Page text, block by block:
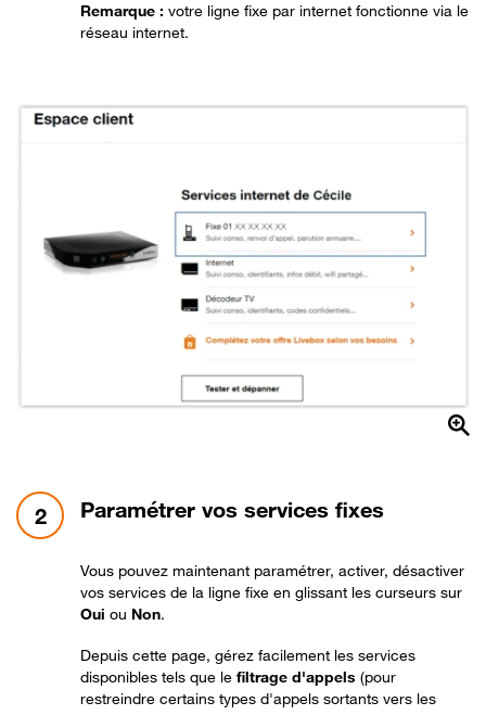
Remarque : votre ligne fixe par internet fonctionne via le
réseau internet.
2 étape 2:
Paramétrer vos services fixes
Vous pouvez maintenant paramétrer, activer, désactiver
vos services de la ligne fixe en glissant les curseurs sur
Oui ou Non.
Depuis cette page, gérez facilement les services
disponibles tels que le filtrage d'appels (pour
restreindre certains types d'appels sortants vers les